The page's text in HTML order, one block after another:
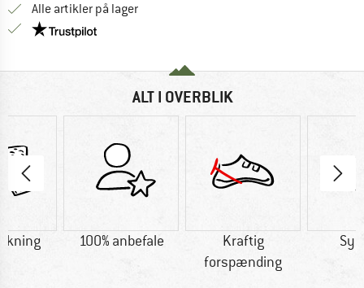
Alle artikler på lager
Vi er Trustpilot-certificeret - oplysningerne får du
ALT I OVERBLIK
100% anbefale
Kraftig
forspænding